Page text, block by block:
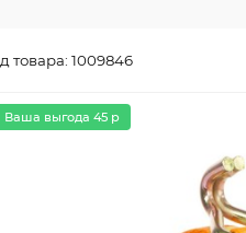
товара: 1009846
Ваша выгода 45 р